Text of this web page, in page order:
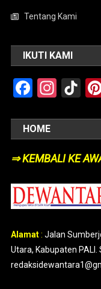
Tentang Kami
IKUTI KAMI
HOME
⇒ KEMBALI KE
Alamat: Jalan
Utara, Kabupaten PALI.